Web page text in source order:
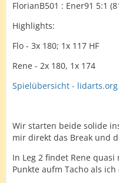
FlorianB501 : Ener91 5:1
Highlights:
Flo - 3x 180; 1x 117 HF
Rene - 2x 180, 1x 174
Spielübersicht - lidarts.org
Wir starten beide solide
mir direkt das Break und
In Leg 2 findet Rene
Punkte aufm Tacho als ich